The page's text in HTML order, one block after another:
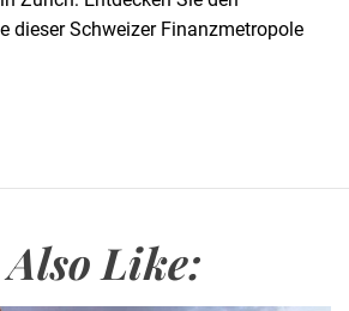
dieser Schweizer Finanzmetropole
Like: